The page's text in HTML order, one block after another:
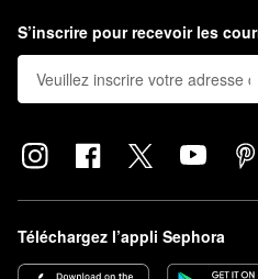
S’inscrire pour recevoir les
Téléchargez l’appli Sephora